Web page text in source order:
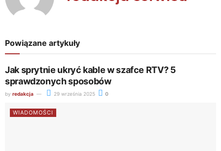
Powiązane artykuły
Jak sprytnie ukryć kable w szafce RTV? 5
sprawdzonych sposobów
by redakcja 29 września 2025 0
WIADOMOŚCI